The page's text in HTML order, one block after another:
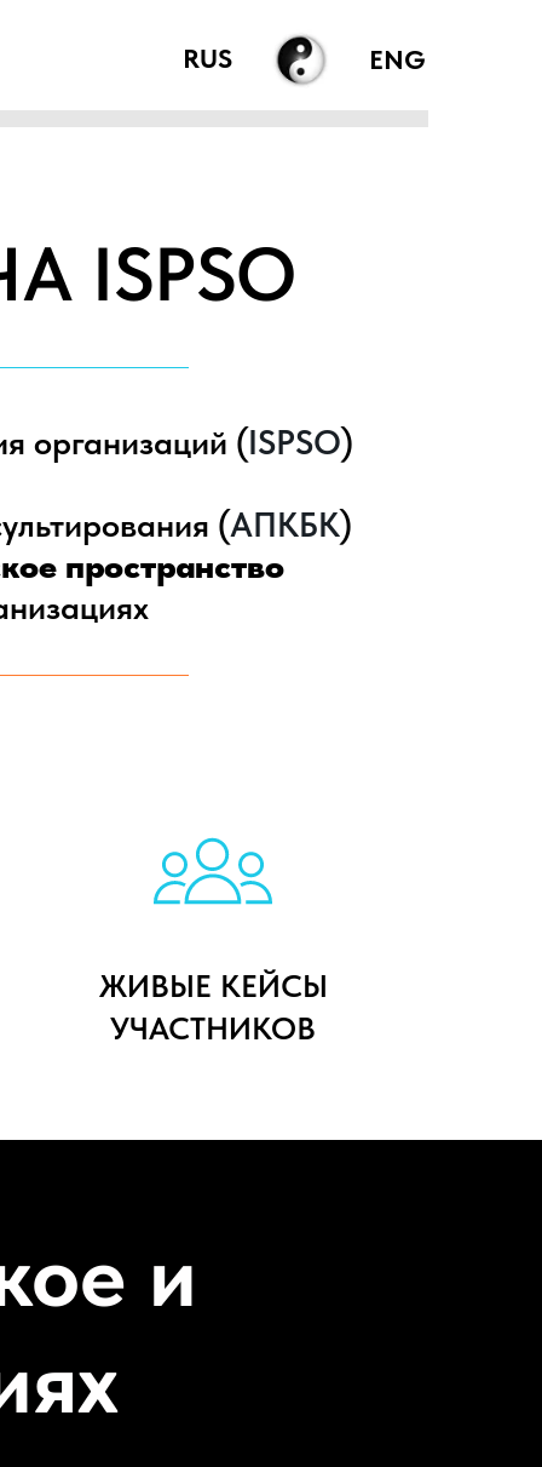
RUS ENG
ISPSO
организаций (ISPSO)
(АПКБК)
пространство
ЖИВЫЕ КЕЙСЫ
УЧАСТНИКОВ
и